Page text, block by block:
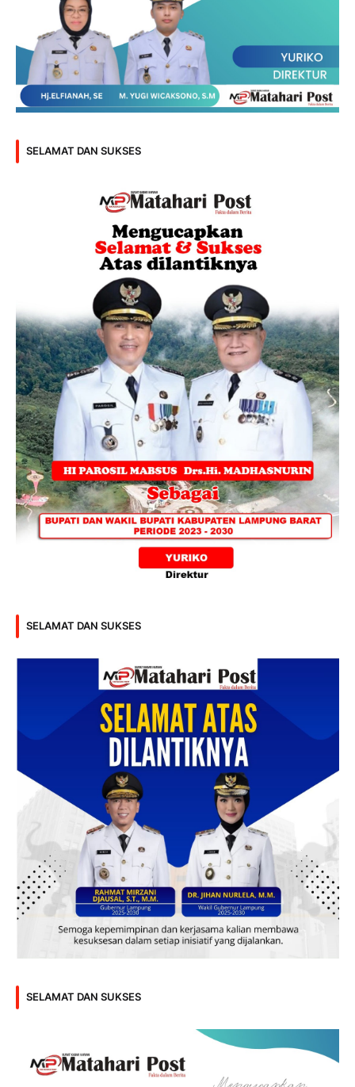
SELAMAT DAN SUKSES
SELAMAT DAN SUKSES
SELAMAT DAN SUKSES